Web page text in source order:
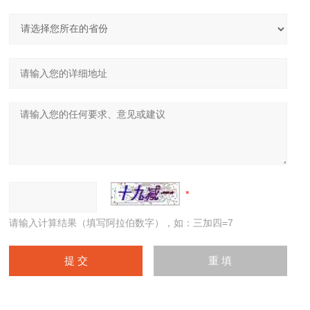
请输入计算结果（填写阿拉伯数字），如：三加四=7